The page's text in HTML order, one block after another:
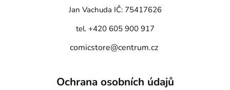
Jan Vachuda IČ: 75417626
tel. +420 605 900 917
comicstore@centrum.cz
Ochrana osobních údajů